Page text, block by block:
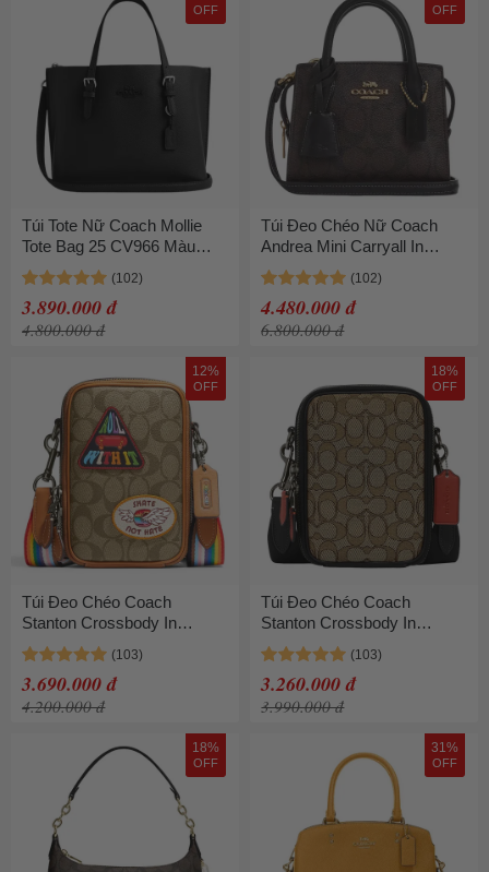
OFF
Túi Tote Nữ Coach Mollie
Tote Bag 25 CV966 Màu
Đen
3.890.000 đ
4.800.000 đ
OFF
Túi Đeo Chéo Nữ Coach
Andrea Mini Carryall In
Signature Canvas CO975
Màu Nâu Đen
4.480.000 đ
6.800.000 đ
12%
OFF
Túi Đeo Chéo Coach
Stanton Crossbody In
Signature Canvas With
Patches CJ671 Màu Nâu
3.690.000 đ
4.200.000 đ
18%
OFF
Túi Đeo Chéo Coach
Stanton Crossbody In
Signature Jacquard CH097
Màu Kaki - Đen
3.260.000 đ
3.990.000 đ
18%
OFF
31%
OFF